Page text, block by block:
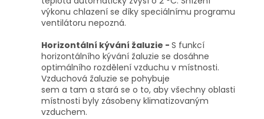
výkonu chlazení se díky speciálnímu programu
ventilátoru nepozná.
Horizontální kývání žaluzie - S funkcí
horizontálního kývání žaluzie se dosáhne
optimálního rozdělení vzduchu v místnosti.
Vzduchová žaluzie se pohybuje
sem a tam a stará se o to, aby všechny oblasti
místnosti byly zásobeny klimatizovaným
vzduchem.